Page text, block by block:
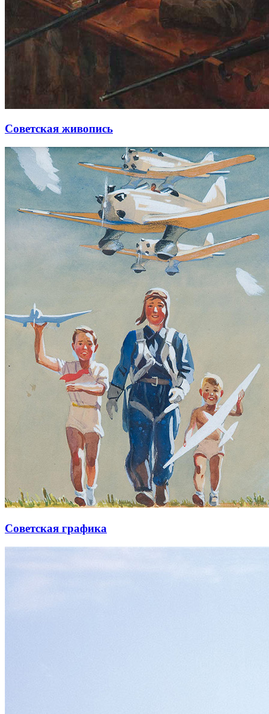
Советская живопись
Советская графика